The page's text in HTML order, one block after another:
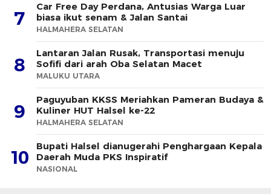
7
Car Free Day Perdana, Antusias Warga Luar
biasa ikut senam & Jalan Santai
HALMAHERA SELATAN
8
Lantaran Jalan Rusak, Transportasi menuju
Sofifi dari arah Oba Selatan Macet
MALUKU UTARA
9
Paguyuban KKSS Meriahkan Pameran Budaya &
Kuliner HUT Halsel ke-22
HALMAHERA SELATAN
10
Bupati Halsel dianugerahi Penghargaan Kepala
Daerah Muda PKS Inspiratif
NASIONAL